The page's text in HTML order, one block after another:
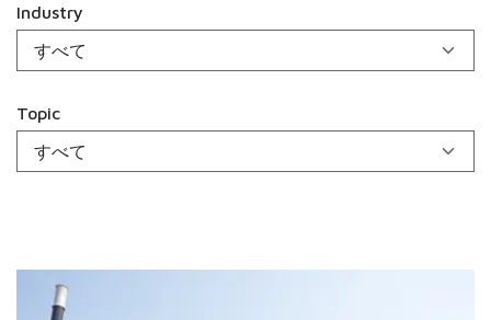
Industry
Topic